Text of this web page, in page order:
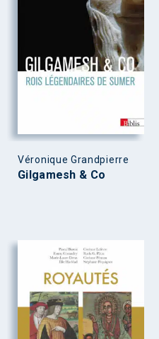
Véronique Grandpierre
Gilgamesh & Co